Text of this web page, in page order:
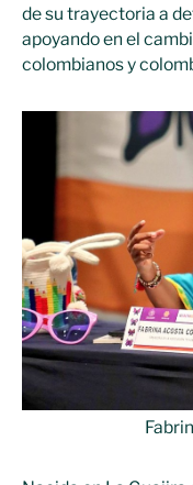
de su trayectoria a
apoyando en el
colombianos y